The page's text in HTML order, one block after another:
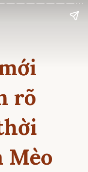
rõ
Mèo